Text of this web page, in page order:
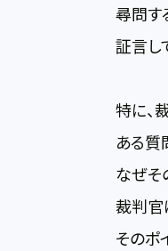
尋問す
証言し
特に、
ある質
なぜそ
裁判官
そのポ